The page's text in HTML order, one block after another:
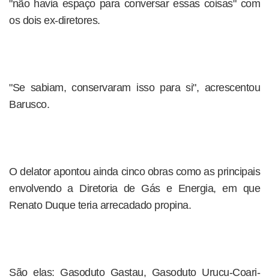
"não havia espaço para conversar essas coisas" com
os dois ex-diretores.
"Se sabiam, conservaram isso para si", acrescentou
Barusco.
O delator apontou ainda cinco obras como as principais
envolvendo a Diretoria de Gás e Energia, em que
Renato Duque teria arrecadado propina.
São elas: Gasoduto Gastau, Gasoduto Urucu-Coari-